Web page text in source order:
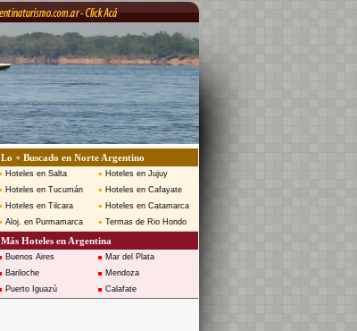
Lo + Buscado en Norte Argentino
Hoteles en Salta
Hoteles en Jujuy
Hoteles en Tucumán
Hoteles en Cafayate
Hoteles en Tilcara
Hoteles en Catamarca
Aloj. en Purmamarca
Termas de Rio Hondo
Más Hoteles en Argentina
Buenos Aires
Mar del Plata
Bariloche
Mendoza
Puerto Iguazú
Calafate